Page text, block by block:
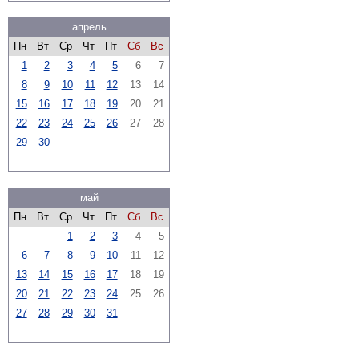
апрель
Пн
Вт Ср Чт Пт Сб
Вс
1
2 3 4 5 6
7
8
9 10 11 12 13
14
15
16 17 18 19 20
21
22
23 24 25 26 27
28
29
30
май
Пн
Вт Ср Чт Пт Сб
Вс
1
2 3 4
5
6
7 8 9 10 11
12
13
14 15 16 17 18
19
20
21 22 23 24 25
26
27
28 29 30 31